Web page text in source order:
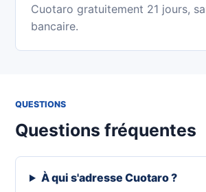
Cuotaro gratuitement 21 jours,
bancaire.
QUESTIONS
Questions fréquentes
À qui s'adresse Cuotaro ?